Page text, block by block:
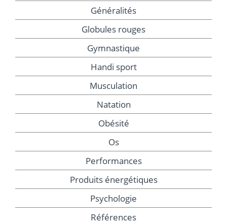
Généralités
Globules rouges
Gymnastique
Handi sport
Musculation
Natation
Obésité
Os
Performances
Produits énergétiques
Psychologie
Références